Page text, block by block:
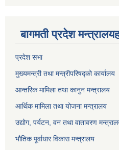
बागमती प्रदेश
प्रदेश सभा
मुख्यमन्त्री तथा मन्त्रीपरिषद्को कार्यालय
आन्तरिक मामिला तथा कानुन मन्त्रालय
आर्थिक मामिला तथा योजना मन्त्रालय
उद्योग, पर्यटन, वन तथा वातावरण
भौतिक पूर्वाधार विकास मन्त्रालय